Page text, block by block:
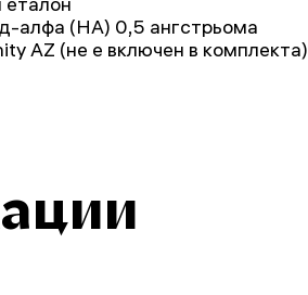
алфа (HA) 0,5 ангстрьома
AZ (не е включен в комплекта)